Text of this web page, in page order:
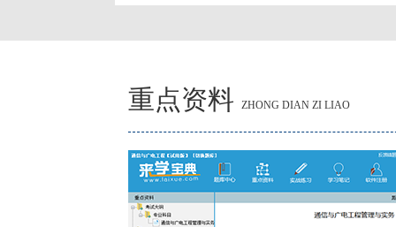
重点资料 ZHONG DIAN ZI LIAO